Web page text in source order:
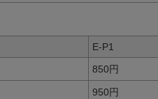
E-P1
850円
950円